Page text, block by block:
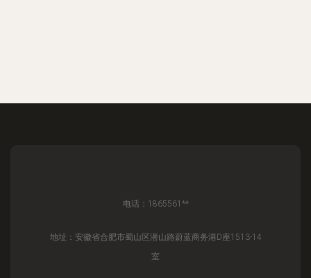
电话：1865561**
地址：安徽省合肥市蜀山区潜山路蔚蓝商务港D座1513-14
室